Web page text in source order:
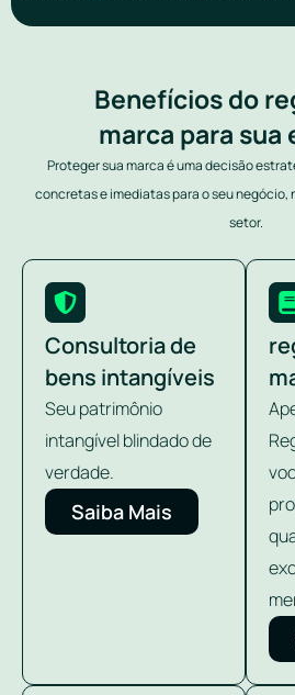
Benefícios do
marca para sua
Proteger sua marca é uma decisão
concretas e imediatas para o seu negócio,
setor.
Consultoria de
bens intangíveis
Seu patrimônio
intangível blindado de
verdade.
Saiba Mais